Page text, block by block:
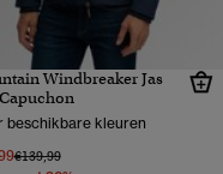
Windbreaker Jas
beschikbare kleuren
Prijs verlaagd van
€139,99naar